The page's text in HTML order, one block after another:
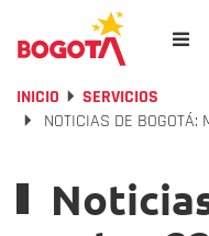
INICIO
SERVICIOS
NOTICIAS DE BOGOTÁ: